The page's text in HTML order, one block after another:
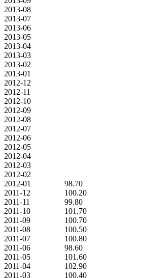
2013-08
2013-07
2013-06
2013-05
2013-04
2013-03
2013-02
2013-01
2012-12
2012-11
2012-10
2012-09
2012-08
2012-07
2012-06
2012-05
2012-04
2012-03
2012-02
2012-01
98.70
2011-12
100.20
2011-11
99.80
2011-10
101.70
2011-09
100.70
2011-08
100.50
2011-07
100.80
2011-06
98.60
2011-05
101.60
2011-04
102.90
2011-03
100.40